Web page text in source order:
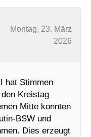
Montag, 23. März
2026
hat Stimmen
Kreistag
Mitte konnten
BSW und
Dies erzeugt